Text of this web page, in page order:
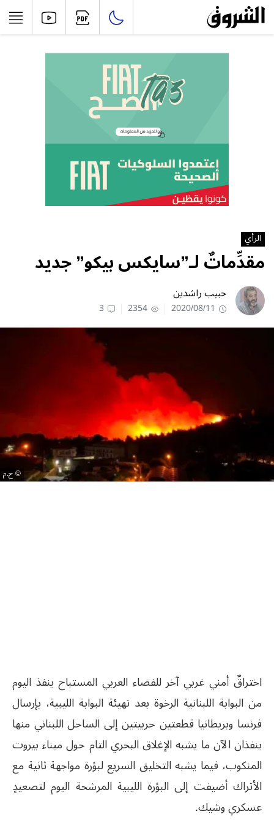
الرأي
مقدِّماتٌ لـ”سايكس بيكو” جديد
حبيب راشدين
2020/08/11
2354
3
ح.م
اختراقٌ أمني غربي آخر للفضاء العربي المستباح ينفذ اليوم
من البوابة اللبنانية الرخوة بعد تهيئة البوابة الليبية، بإرسال
فرنسا وبريطانيا قطعتين حربيتين إلى الساحل اللبناني منها
ينفذان الآن ما يشبه الإغلاق البحري التام حول ميناء بيروت
المنكوب، فيما يشبه التخليق السريع لبؤرة مواجهة ثانية مع
الأتراك أضيفت إلى البؤرة الليبية المرشحة اليوم لتصعيدٍ
عسكري وشيك.